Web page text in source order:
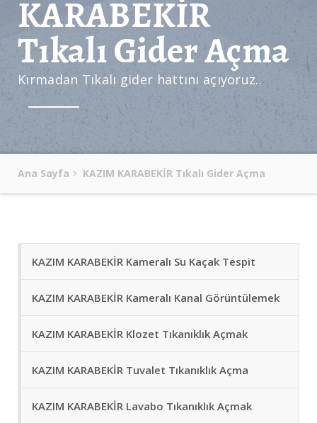
KARABEKİR
Tıkalı Gider Açma
Kırmadan Tıkalı gider hattını açıyoruz..
Ana Sayfa KAZIM KARABEKİR Tıkalı Gider Açma
KAZIM KARABEKİR Kameralı Su Kaçak Tespit
KAZIM KARABEKİR Kameralı Kanal Görüntülemek
KAZIM KARABEKİR Klozet Tıkanıklık Açmak
KAZIM KARABEKİR Tuvalet Tıkanıklık Açma
KAZIM KARABEKİR Lavabo Tıkanıklık Açmak